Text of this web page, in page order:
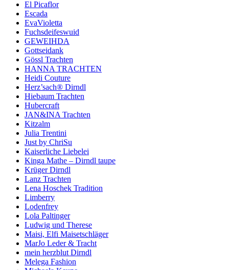
El Picaflor
Escada
EvaVioletta
Fuchsdeifeswuid
GEWEIHDA
Gottseidank
Gössl Trachten
HANNA TRACHTEN
Heidi Couture
Herz’sach® Dirndl
Hiebaum Trachten
Hubercraft
JAN&INA Trachten
Kitzalm
Julia Trentini
Just by ChriSu
Kaiserliche Liebelei
Kinga Mathe – Dirndl taupe
Krüger Dirndl
Lanz Trachten
Lena Hoschek Tradition
Limberry
Lodenfrey
Lola Paltinger
Ludwig und Therese
Maisi, Elfi Maisetschläger
MarJo Leder & Tracht
mein herzblut Dirndl
Melega Fashion